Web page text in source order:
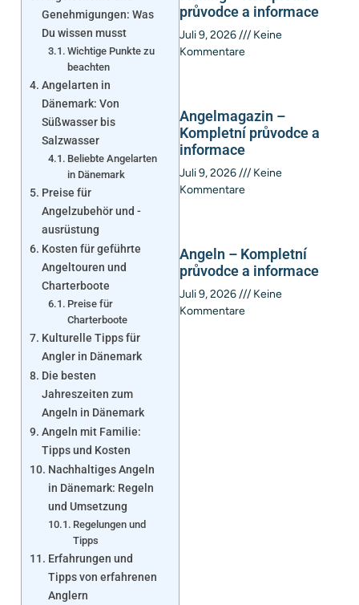
Genehmigungen: Was
Du wissen musst
Wichtige Punkte zu
beachten
Angelarten in
Dänemark: Von
Süßwasser bis
Salzwasser
Beliebte Angelarten
in Dänemark
Preise für
Angelzubehör und -
ausrüstung
Kosten für geführte
Angeltouren und
Charterboote
Preise für
Charterboote
Kulturelle Tipps für
Angler in Dänemark
Die besten
Jahreszeiten zum
Angeln in Dänemark
Angeln mit Familie:
Tipps und Kosten
Nachhaltiges Angeln
in Dänemark: Regeln
und Umsetzung
Regelungen und
Tipps
Erfahrungen und
Tipps von erfahrenen
Anglern
průvodce a informace
Juli 9, 2026
Keine
Kommentare
Angelmagazin –
Kompletní průvodce a
informace
Juli 9, 2026
Keine
Kommentare
Angeln – Kompletní
průvodce a informace
Juli 9, 2026
Keine
Kommentare